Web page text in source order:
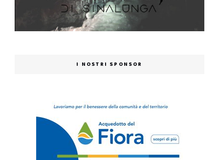
I NOSTRI SPONSOR